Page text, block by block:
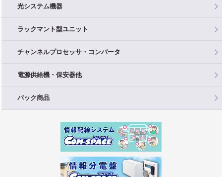
光システム機器
ラックマント型ユニット
チャンネルプロセッサ・コンバータ
電源供給機・保安器他
パック商品